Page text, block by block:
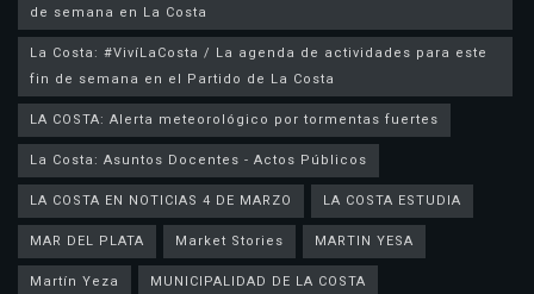
de semana en La Costa
La Costa: #VivíLaCosta / La agenda de actividades para este
fin de semana en el Partido de La Costa
LA COSTA: Alerta meteorológico por tormentas fuertes
La Costa: Asuntos Docentes - Actos Públicos
LA COSTA EN NOTICIAS 4 DE MARZO
LA COSTA ESTUDIA
MAR DEL PLATA
Market Stories
MARTIN YESA
Martín Yeza
MUNICIPALIDAD DE LA COSTA